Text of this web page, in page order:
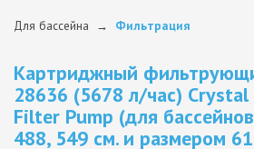
Для бассейна Фильтрация
Картриджный
28636 (5678 л/час)
Filter Pump (для
488, 549 см. и размером